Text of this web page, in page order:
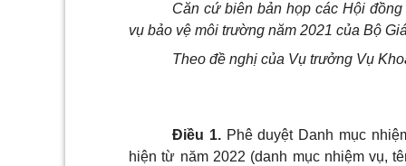
Căn cứ biên bản họp các Hội
vụ bảo vệ môi trường năm 2021 của Bộ
Theo đề nghị của Vụ trưởng Vụ
Điều 1. Phê duyệt Danh mục
hiện từ năm 2022 (danh mục nhiệm vụ,